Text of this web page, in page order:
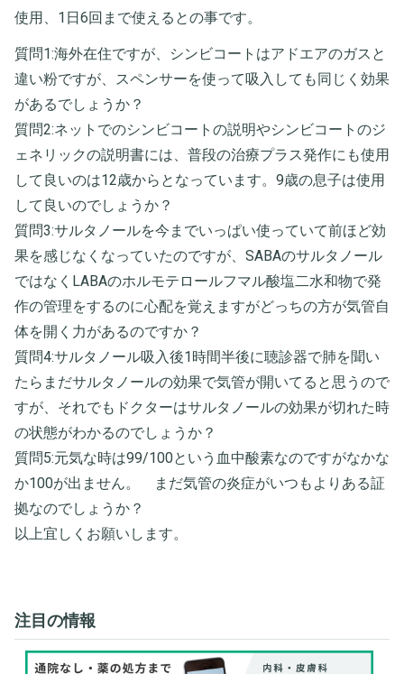
使用、1日6回まで使えるとの事です。
質問1:海外在住ですが、シンビコートはアドエアのガスと
違い粉ですが、スペンサーを使って吸入しても同じく効果
があるでしょうか？
質問2:ネットでのシンビコートの説明やシンビコートのジ
ェネリックの説明書には、普段の治療プラス発作にも使用
して良いのは12歳からとなっています。9歳の息子は使用
して良いのでしょうか？
質問3:サルタノールを今までいっぱい使っていて前ほど効
果を感じなくなっていたのですが、SABAのサルタノール
ではなくLABAのホルモテロールフマル酸塩二水和物で発
作の管理をするのに心配を覚えますがどっちの方が気管自
体を開く力があるのですか？
質問4:サルタノール吸入後1時間半後に聴診器で肺を聞い
たらまだサルタノールの効果で気管が開いてると思うので
すが、それでもドクターはサルタノールの効果が切れた時
の状態がわかるのでしょうか？
質問5:元気な時は99/100という血中酸素なのですがなかな
か100が出ません。 まだ気管の炎症がいつもよりある証
拠なのでしょうか？
以上宜しくお願いします。
注目の情報